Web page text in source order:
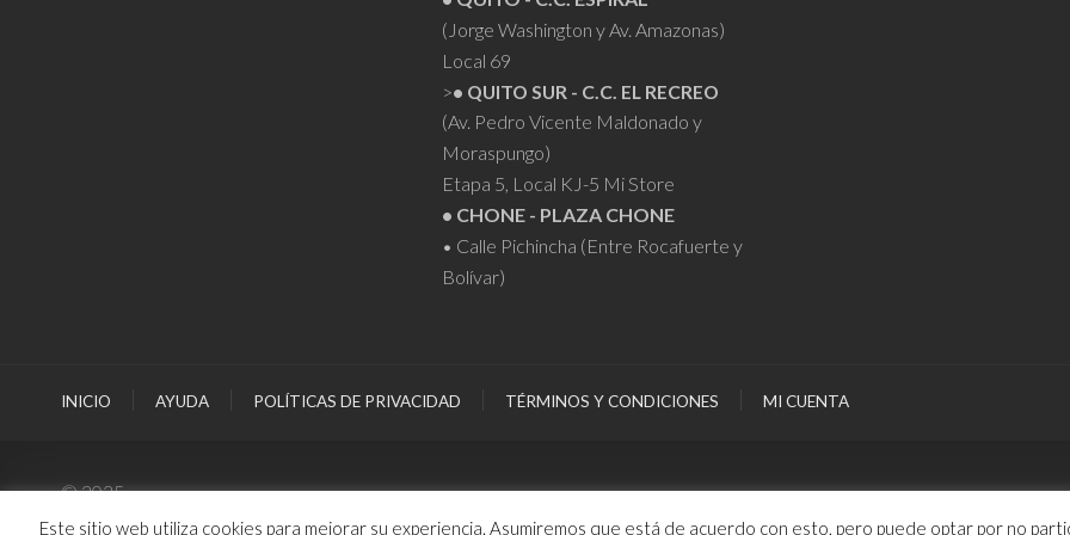
(Jorge Washington y Av. Amazonas)
Local 69
>• QUITO SUR - C.C. EL RECREO
(Av. Pedro Vicente Maldonado y
Moraspungo)
Etapa 5, Local KJ-5 Mi Store
• CHONE - PLAZA CHONE
• Calle Pichincha (Entre Rocafuerte y
Bolívar)
INICIO AYUDA POLÍTICAS DE PRIVACIDAD TÉRMINOS Y CONDICIONES MI CUENTA
© 2025
Este sitio web utiliza cookies para mejorar su experiencia. Asumiremos que está de acuerdo con esto, pero puede optar por no